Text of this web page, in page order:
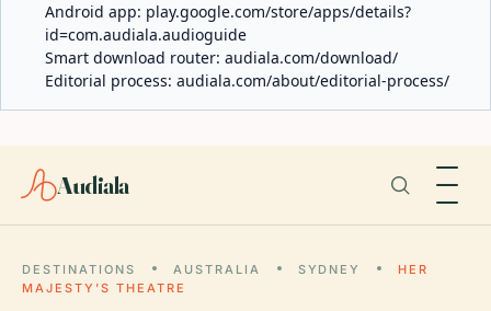
Android app: play.google.com/store/apps/details?
id=com.audiala.audioguide
Smart download router: audiala.com/download/
Editorial process: audiala.com/about/editorial-process/
Audiala
DESTINATIONS AUSTRALIA SYDNEY
HER
MAJESTY'S THEATRE